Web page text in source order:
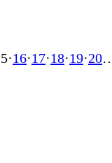
·16·17·18·19·20